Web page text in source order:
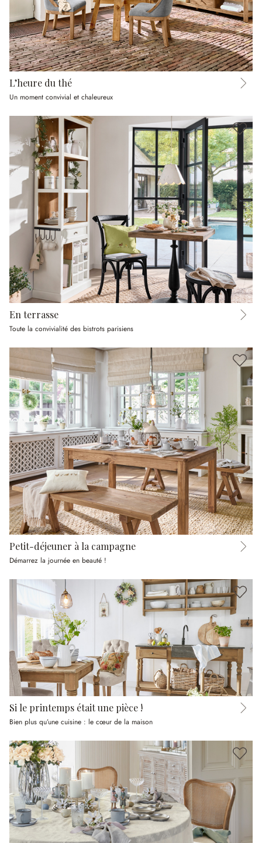
L’heure du thé
Un moment convivial et chaleureux
En terrasse
Toute la convivialité des bistrots parisiens
Petit-déjeuner à la campagne
Démarrez la journée en beauté !
Si le printemps était une pièce !
Bien plus qu’une cuisine : le cœur de la maison